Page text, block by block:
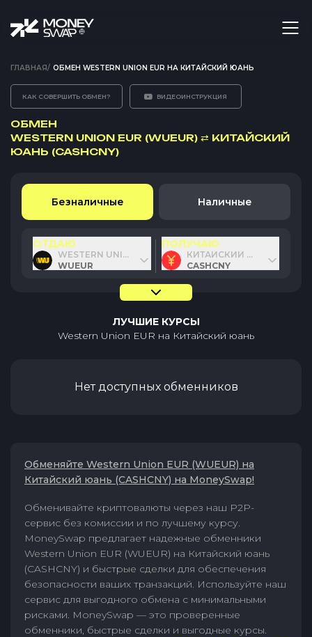
ГЛАВНАЯ/ ОБМЕН WESTERN UNION EUR НА КИТАЙСКИЙ ЮАНЬ
КАК СОВЕРШИТЬ ОБМЕН? ВИДЕОИНСТРУКЦИЯ
ОБМЕН
WESTERN UNION EUR (WUEUR) ⇄ КИТАЙСКИЙ
ЮАНЬ (CASHCNY)
Безналичные Наличные
ОТДАЮ
WESTERN UNION EUR
WUEUR
ПОЛУЧАЮ
КИТАЙСКИЙ ЮАНЬ
CASHCNY
ЛУЧШИЕ КУРСЫ
Western Union EUR на Китайский юань
Нет доступных обменников
Обменяйте Western Union EUR (WUEUR) на
Китайский юань (CASHCNY) на MoneySwap!
Обменивайте криптовалюты через наш P2P-
сервис без комиссии и по лучшему курсу.
MoneySwap предлагает надежные обменники
Western Union EUR (WUEUR) на Китайский юань
(CASHCNY) и быстрые сделки для обеспечения
безопасности ваших транзакций. Используйте наш
сервис для выгодного обмена с минимальными
рисками. MoneySwap — это проверенные
обменники, быстрые сделки и выгодные курсы.